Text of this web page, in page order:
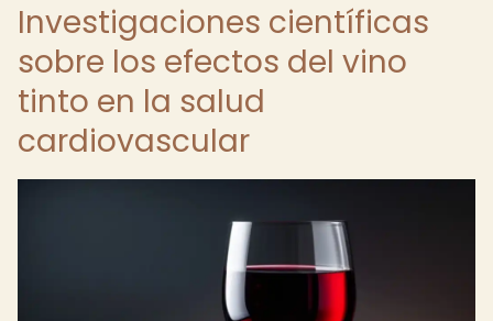
Investigaciones científicas
sobre los efectos del vino
tinto en la salud
cardiovascular